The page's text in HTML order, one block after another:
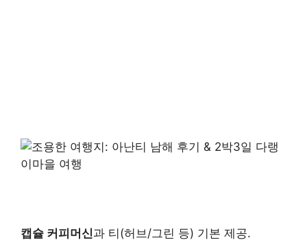
캡슐 커피머신과 티(허브/그린 등) 기본 제공.